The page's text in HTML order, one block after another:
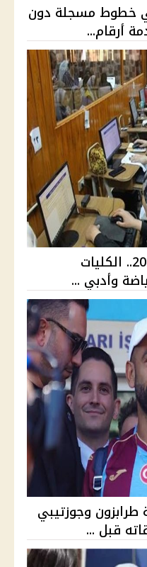
خطوط مسجلة دون
أرقام...
تنسيق المرحلة الثانية 2026.. الكليات
وأدبي ...
وجوزتيبي
قبل ...